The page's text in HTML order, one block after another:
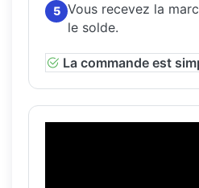
5 Vous recevez la
le solde.
La commande est